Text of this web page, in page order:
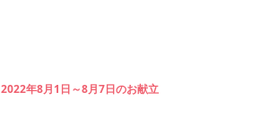
2022年8月1日～8月7日のお献立